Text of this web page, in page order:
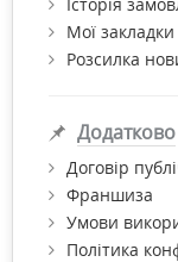
герані,
Підсилюють
жасмину,
Жовчогінний
Допомагають
гісопу,
Мої закладки
Розсилка
Додатково
Договір
Франшиза
Умови
Політика